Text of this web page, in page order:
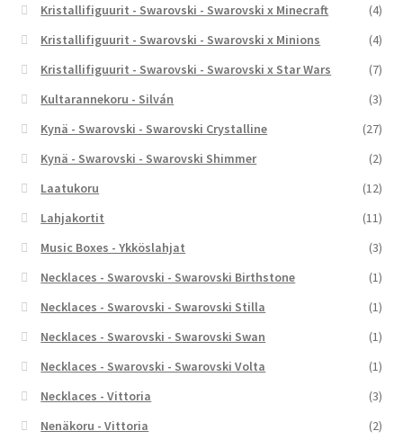
Kristallifiguurit - Swarovski - Swarovski x Minecraft
(4)
Kristallifiguurit - Swarovski - Swarovski x Minions
(4)
Kristallifiguurit - Swarovski - Swarovski x Star Wars
(7)
Kultarannekoru - Silván
(3)
Kynä - Swarovski - Swarovski Crystalline
(27)
Kynä - Swarovski - Swarovski Shimmer
(2)
Laatukoru
(12)
Lahjakortit
(11)
Music Boxes - Ykköslahjat
(3)
Necklaces - Swarovski - Swarovski Birthstone
(1)
Necklaces - Swarovski - Swarovski Stilla
(1)
Necklaces - Swarovski - Swarovski Swan
(1)
Necklaces - Swarovski - Swarovski Volta
(1)
Necklaces - Vittoria
(3)
Nenäkoru - Vittoria
(2)